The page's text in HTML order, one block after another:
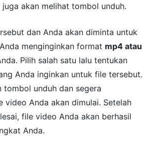
akan melihat tombol unduh.
dan Anda akan diminta untuk
menginginkan format mp4 atau
Pilih salah satu lalu tentukan
Anda inginkan untuk file tersebut.
tombol unduh dan segera
video Anda akan dimulai. Setelah
file video Anda akan berhasil
Anda.